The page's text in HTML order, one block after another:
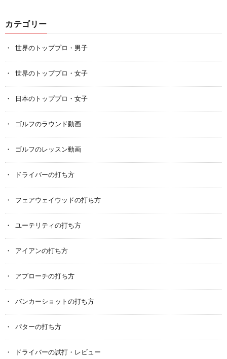
カテゴリー
世界のトッププロ・男子
世界のトッププロ・女子
日本のトッププロ・女子
ゴルフのラウンド動画
ゴルフのレッスン動画
ドライバーの打ち方
フェアウェイウッドの打ち方
ユーテリティの打ち方
アイアンの打ち方
アプローチの打ち方
バンカーショットの打ち方
パターの打ち方
ドライバーの試打・レビュー